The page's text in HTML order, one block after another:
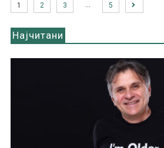
1 2 3 5
Најчитани